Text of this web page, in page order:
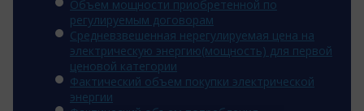
Объем мощности приобретенной по
регулируемым договорам
Средневзвешенная нерегулируемая цена на
электрическую энергию(мощность) для первой
ценовой категории
Фактический объем покупки электрической
энергии